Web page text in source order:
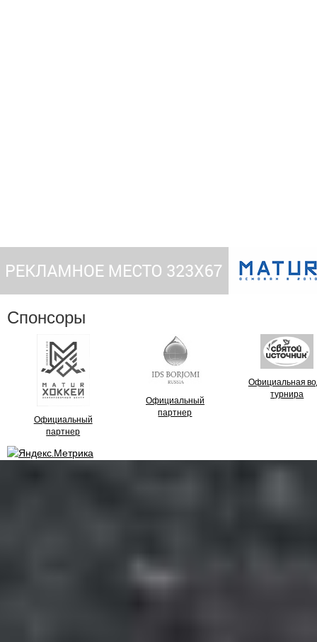
Спонсоры
Официальный
партнер
Официальный
партнер
Официальная
турнира